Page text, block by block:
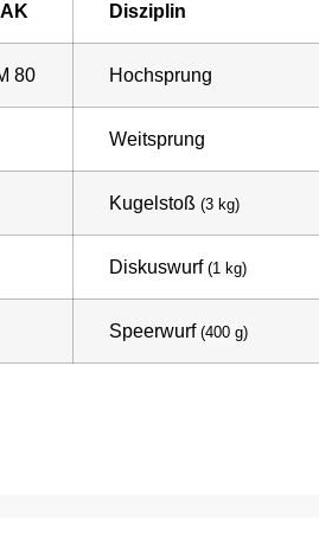
AK Disziplin
80 Hochsprung
Weitsprung
Kugelstoß (3 kg)
Diskuswurf (1 kg)
Speerwurf (400 g)